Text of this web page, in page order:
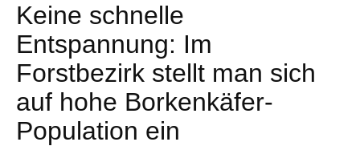
Keine schnelle
Entspannung: Im
Forstbezirk stellt man sich
auf hohe Borkenkäfer-
Population ein